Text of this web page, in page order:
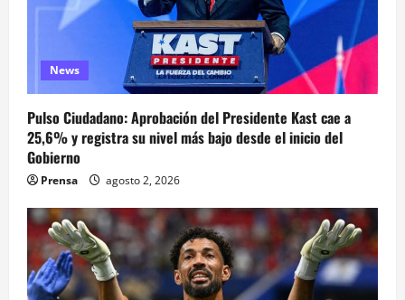
News
Pulso Ciudadano: Aprobación del Presidente Kast cae a
25,6% y registra su nivel más bajo desde el inicio del
Gobierno
Prensa agosto 2, 2026